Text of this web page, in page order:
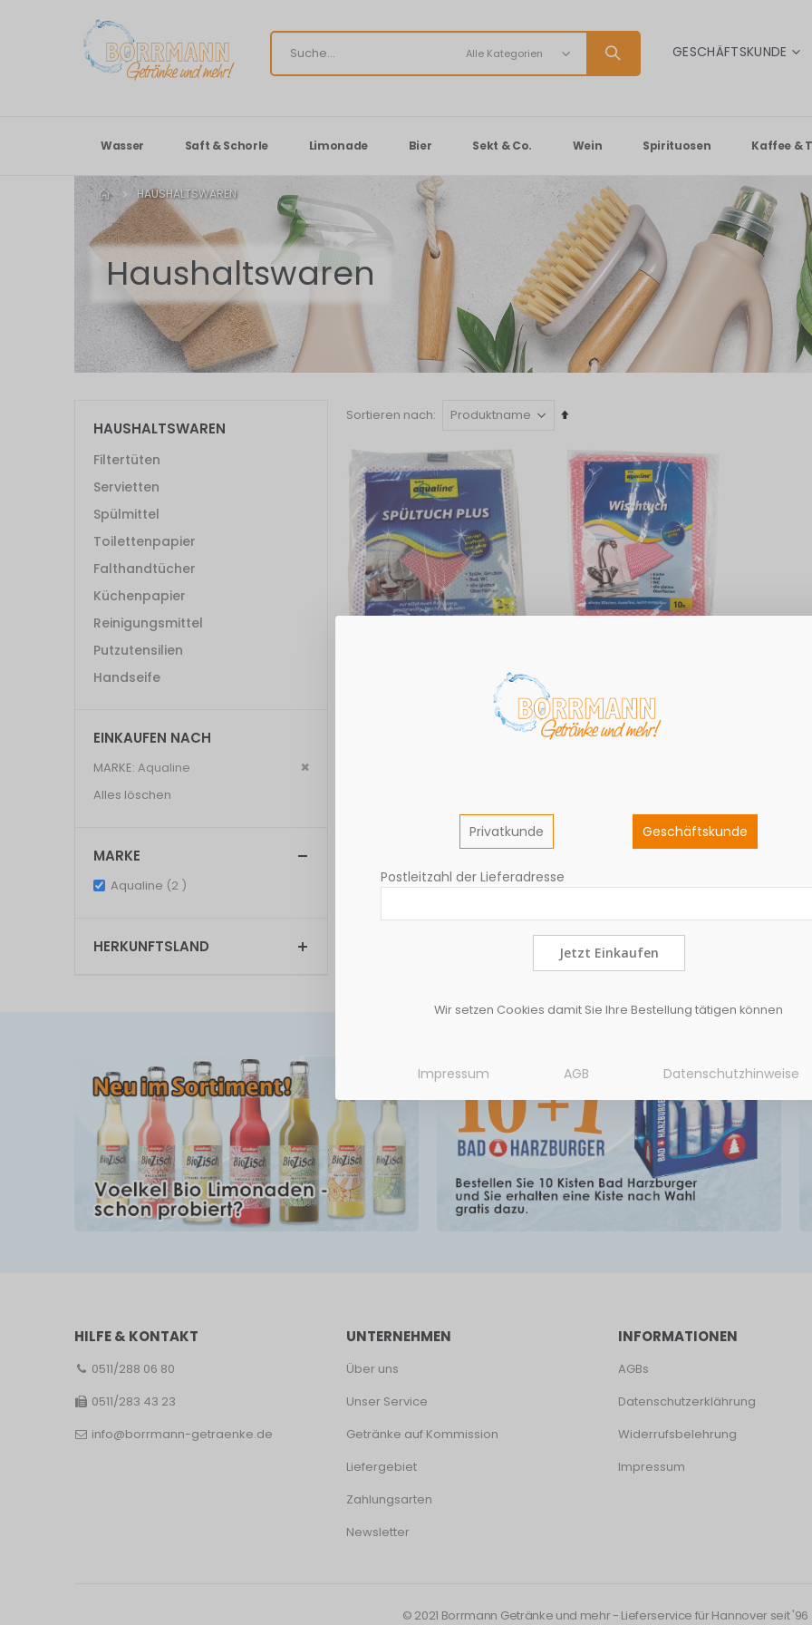
SPRACHE
GESCHÄFTSKUNDE
Wasser Saft & Schorle Limonade Bier Sekt & Co. Wein Spirituosen Kaffee &
HAUSHALTSWAREN
Haushaltswaren
Sortieren nach
In
Reihenfolge
2,10 €
Exkl. 19% Steuern
HAUSHALTSWAREN
Filtertüten
Servietten
Spülmittel
Toilettenpapier
Falthandtücher
Küchenpapier
Reinigungsmittel
Putzutensilien
Handseife
EINKAUFEN NACH
MARKE Aqualine
Dies
Alles löschen
MARKE
Aqualine 2 items
HERKUNFTSLAND
HILFE & KONTAKT
0511/288 06 80
0511/283 43 23
info@borrmann-getraenke.de
UNTERNEHMEN
Über uns
Unser Service
Getränke auf Kommission
Liefergebiet
Zahlungsarten
Newsletter
INFORMATIONEN
AGBs
Datenschutzerklährung
Widerrufsbelehrung
Impressum
© 2021 Borrmann Getränke und mehr - Lieferservice für Hannover seit '96
Privatkunde Geschäftskunde
Postleitzahl der Lieferadresse
Jetzt Einkaufen
Wir setzen Cookies damit Sie Ihre Bestellung tätigen können
Impressum AGB Datenschutzhinweise